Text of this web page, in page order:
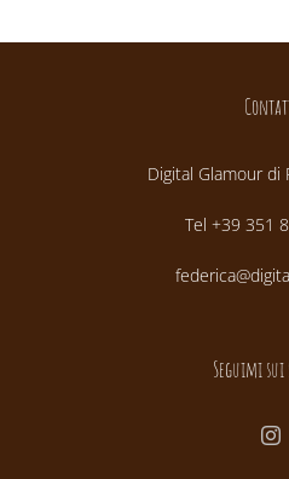
Digital Glamour di
Tel +39 351
Seguimi